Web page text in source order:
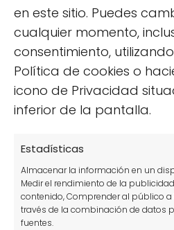
en este sitio. Puedes
cualquier momento,
consentimiento,
Política de cookies o
icono de Privacidad
inferior de la pantalla.
Estadísticas
Almacenar la información en un
Medir el rendimiento de la
contenido, Comprender al público
través de la combinación de datos
fuentes.
¿Qué hacer si el
mal?
Si el compost huele mal,
haya un exceso de
mezcla esté
agrega más materiales
de que no se añadan
descomponerse de
como carnes o grasas.